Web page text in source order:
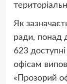
Як
ради, понад
623
офісам
«Прозорий